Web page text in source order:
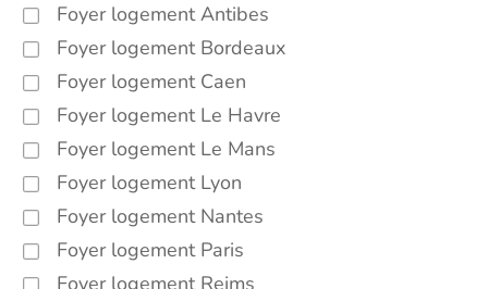
Foyer logement Antibes
Foyer logement Bordeaux
Foyer logement Caen
Foyer logement Le Havre
Foyer logement Le Mans
Foyer logement Lyon
Foyer logement Nantes
Foyer logement Paris
Foyer logement Reims